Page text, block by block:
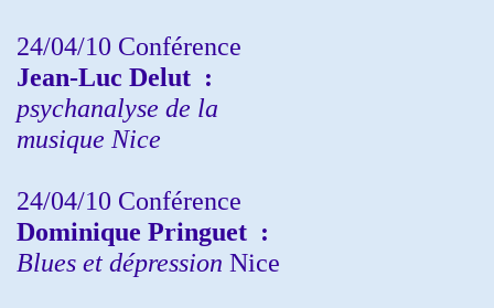
24/04/10 Conférence
Jean-Luc Delut :
psychanalyse de la
musique Nice
24/04/10 Conférence
Dominique Pringuet :
Blues et dépression Nice